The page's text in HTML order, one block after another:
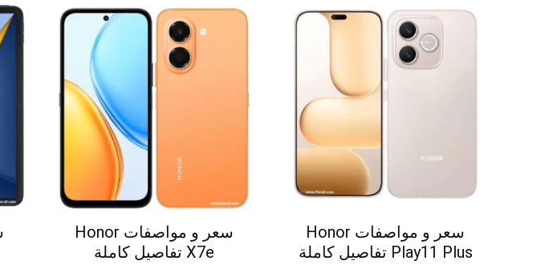
سعر و مواصفات Honor
Play11 Plus تفاصيل كاملة
سعر و مواصفات Honor
X7e تفاصيل كاملة